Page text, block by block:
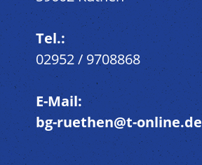
Tel.:
02952 / 9708868
E-Mail:
bg-ruethen@t-online.de